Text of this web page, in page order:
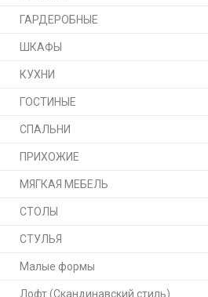
ГАРДЕРОБНЫЕ
ШКАФЫ
КУХНИ
ГОСТИНЫЕ
СПАЛЬНИ
ПРИХОЖИЕ
МЯГКАЯ МЕБЕЛЬ
СТОЛЫ
СТУЛЬЯ
Малые формы
Лофт (Скандинавский стиль)